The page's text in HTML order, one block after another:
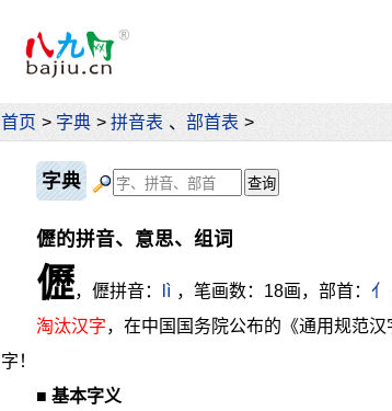
首页 > 字典 > 拼音表 、 部首表 >
字典
儮的拼音、意思、组词
儮，儮拼音： lì ，笔画数：18画，部首： 亻
淘汰汉字，在中国国务院公布的《通用规范
字！
■ 基本字义